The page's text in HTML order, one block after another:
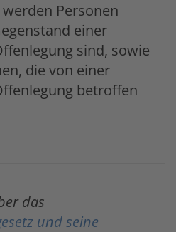
Personen
einer
sind, sowie
die von einer
betroffen
das
und seine